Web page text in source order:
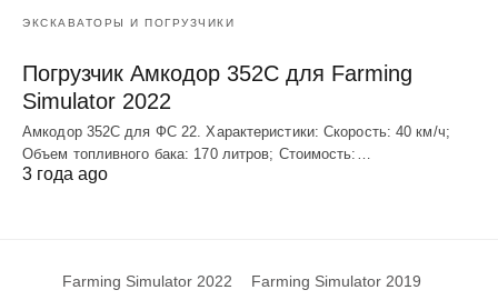
ЭКСКАВАТОРЫ И ПОГРУЗЧИКИ
Погрузчик Амкодор 352С для Farming
Simulator 2022
Амкодор 352С для ФС 22. Характеристики: Скорость: 40 км/ч;
Объем топливного бака: 170 литров; Стоимость:…
3 года ago
Farming Simulator 2022 Farming Simulator 2019